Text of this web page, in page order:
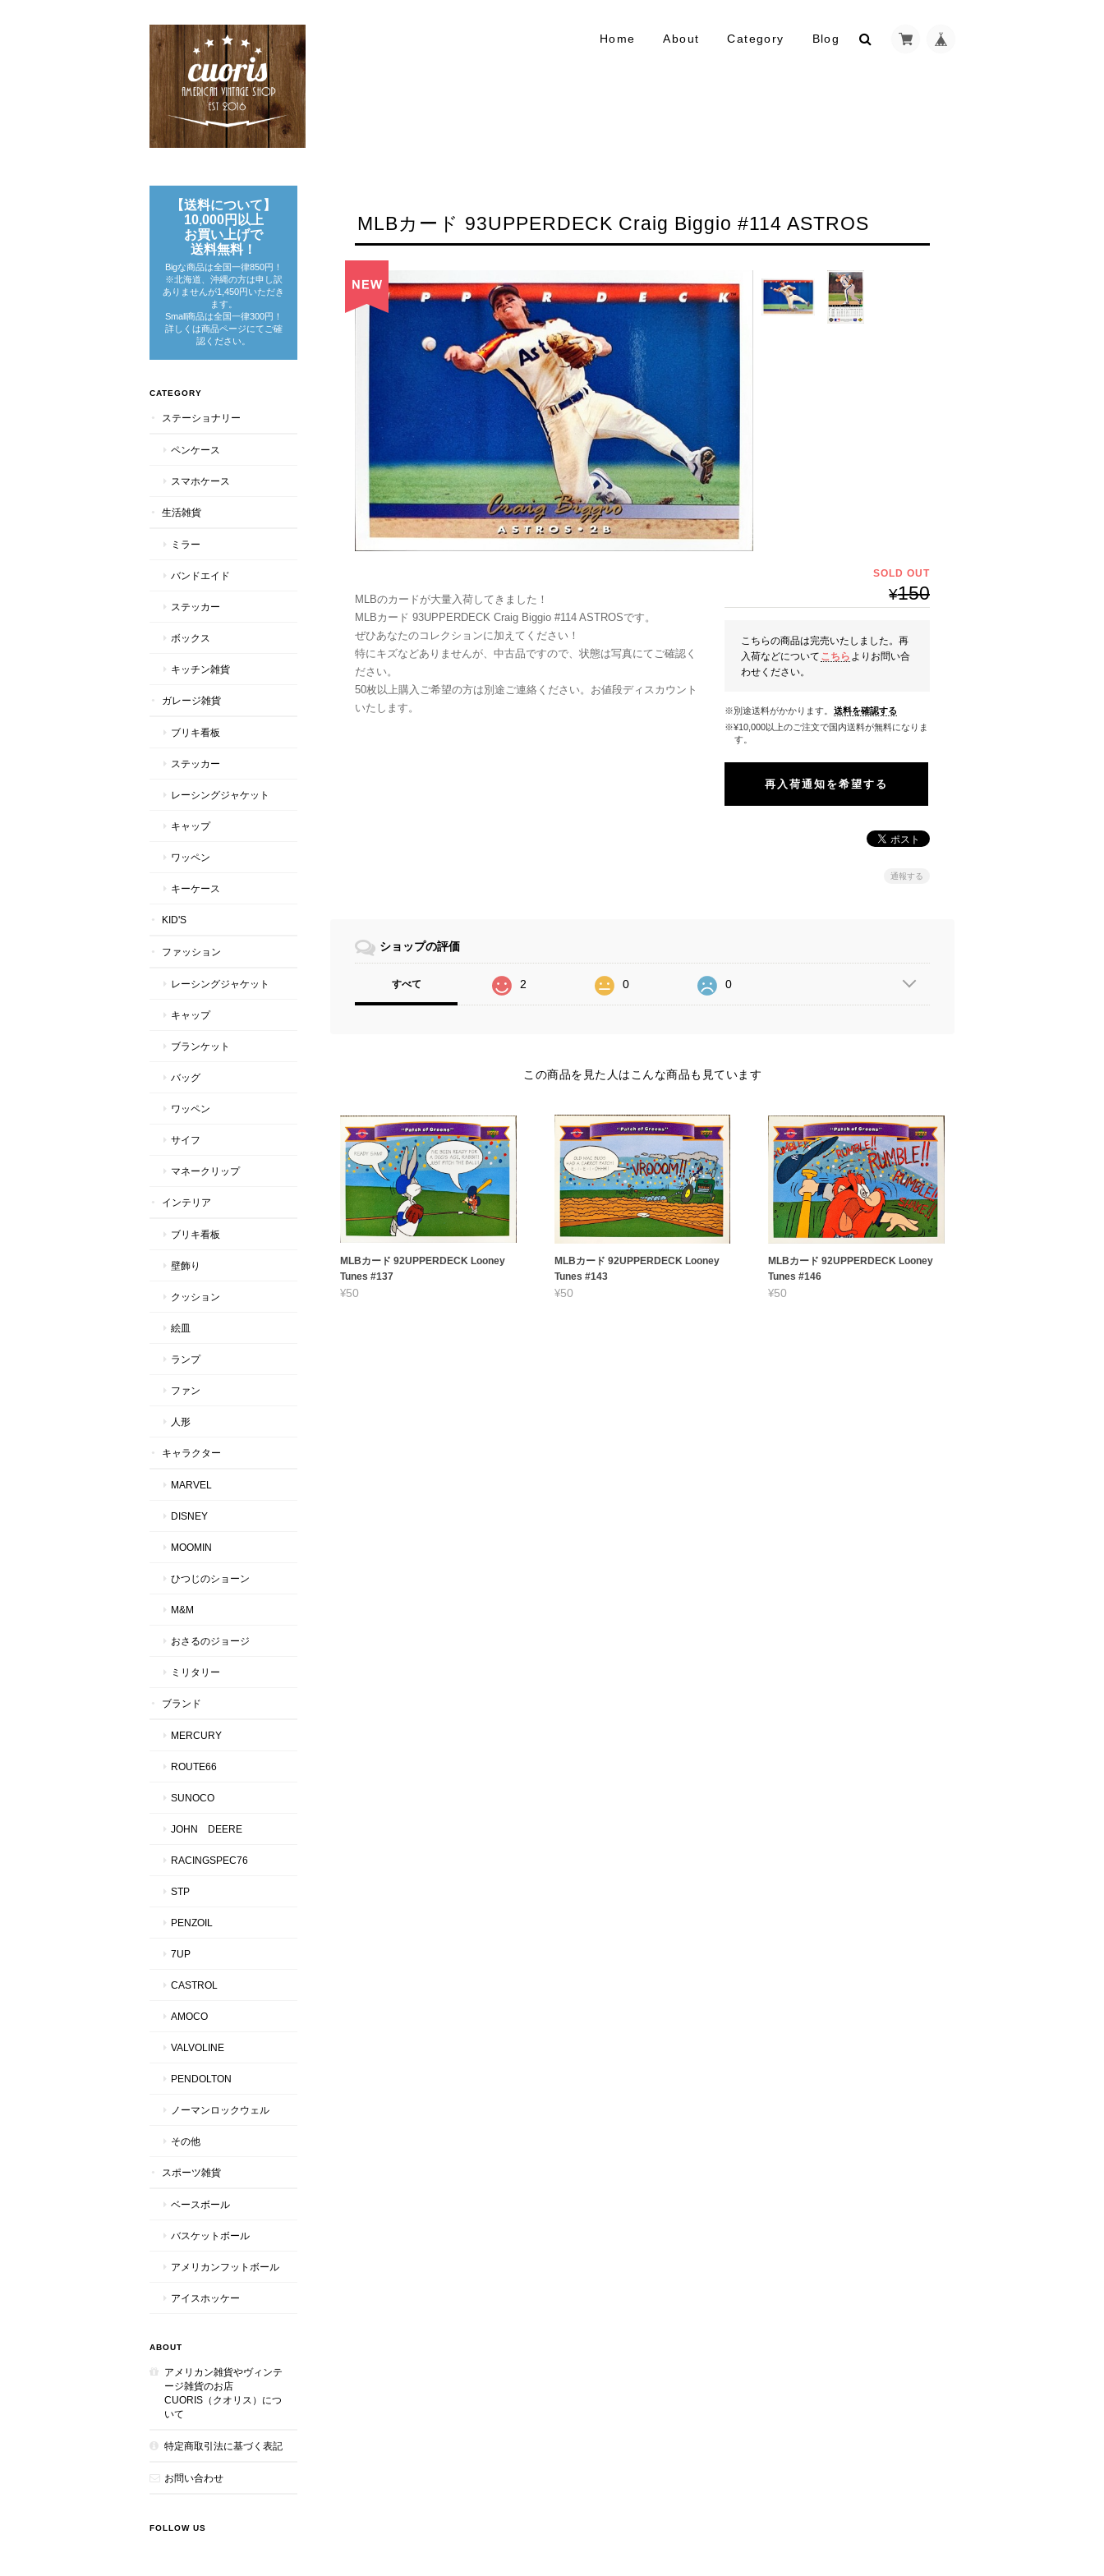
Home About Category Blog
MLBカード 93UPPERDECK Craig Biggio #114 ASTROS
MLBのカードが大量入荷してきました！
MLBカード 93UPPERDECK Craig Biggio #114 ASTROSです。
ぜひあなたのコレクションに加えてください！
特にキズなどありませんが、中古品ですので、状態は写真にてご確認く
ださい。
50枚以上購入ご希望の方は別途ご連絡ください。お値段ディスカウント
いたします。
SOLD OUT
¥150
こちらの商品は完売いたしました。再
入荷などについて こちら よりお問い合
わせください。
※別途送料がかかります。 送料を確認する
※¥10,000以上のご注文で国内送料が無料になりま
す。
再入荷通知を希望する
通報する
ショップの評価
すべて 2 0 0
この商品を見た人はこんな商品も見ています
MLBカード 92UPPERDECK Looney
Tunes #137
¥50
MLBカード 92UPPERDECK Looney
Tunes #143
¥50
MLBカード 92UPPERDECK Looney
Tunes #146
¥50
【送料について】
10,000円以上
お買い上げで
送料無料！
Bigな商品は全国一律850円！
※北海道、沖縄の方は申し訳
ありませんが1,450円いただき
ます。
Small商品は全国一律300円！
詳しくは商品ページにてご確
認ください。
CATEGORY
ステーショナリー
ペンケース
スマホケース
生活雑貨
ミラー
バンドエイド
ステッカー
ボックス
キッチン雑貨
ガレージ雑貨
ブリキ看板
ステッカー
レーシングジャケット
キャップ
ワッペン
キーケース
KID'S
ファッション
レーシングジャケット
キャップ
ブランケット
バッグ
ワッペン
サイフ
マネークリップ
インテリア
ブリキ看板
壁飾り
クッション
絵皿
ランプ
ファン
人形
キャラクター
MARVEL
DISNEY
MOOMIN
ひつじのショーン
M&M
おさるのジョージ
ミリタリー
ブランド
MERCURY
ROUTE66
SUNOCO
JOHN DEERE
RACINGSPEC76
STP
PENZOIL
7UP
CASTROL
AMOCO
VALVOLINE
PENDOLTON
ノーマンロックウェル
その他
スポーツ雑貨
ベースボール
バスケットボール
アメリカンフットボール
アイスホッケー
ABOUT
アメリカン雑貨やヴィンテ
ージ雑貨のお店
CUORIS（クオリス）につ
いて
特定商取引法に基づく表記
お問い合わせ
FOLLOW US